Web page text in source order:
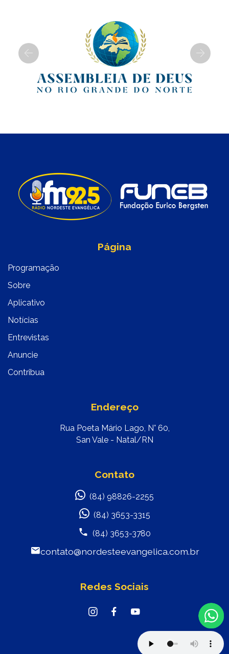
Previous Next
Página
Programação
Sobre
Aplicativo
Notícias
Entrevistas
Anuncie
Contribua
Endereço
Rua Poeta Mário Lago, N° 60,
San Vale - Natal/RN
Contato
(84) 98826-2255
(84) 3653-3315
(84) 3653-3780
contato@nordesteevangelica.com.br
Redes Sociais